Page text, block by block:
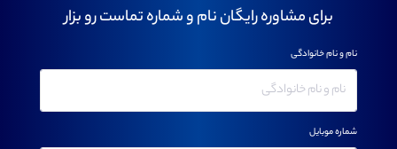
برای مشاوره رایگان نام و شماره تماست رو بزار
نام و نام خانوادگی
شماره موبایل